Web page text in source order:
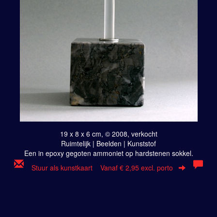
19 x 8 x 6 cm, © 2008, verkocht
Ruimtelijk | Beelden | Kunststof
Een in epoxy gegoten ammoniet op hardstenen sokkel.
Stuur als kunstkaart Vanaf € 2,95 excl. porto